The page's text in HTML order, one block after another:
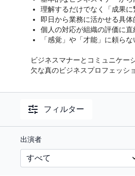
理解するだけでなく「成果
即日から業務に活かせる具体
個人の対応が組織の評価に
「感覚」や「才能」に頼ら
ビジネスマナーとコミュニケー
欠な真のビジネスプロフェッシ
フィルター
出演者